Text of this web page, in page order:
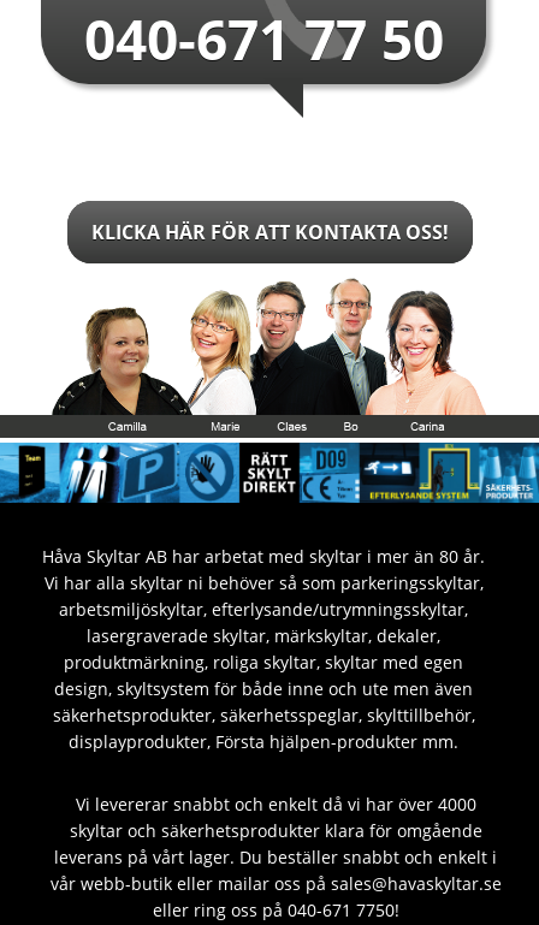
040-671 77 50
KLICKA HÄR FÖR ATT KONTAKTA OSS!
Håva Skyltar AB har arbetat med skyltar i mer än 80 år.
Vi har alla skyltar ni behöver så som parkeringsskyltar,
arbetsmiljöskyltar, efterlysande/utrymningsskyltar,
lasergraverade skyltar, märkskyltar, dekaler,
produktmärkning, roliga skyltar, skyltar med egen
design, skyltsystem för både inne och ute men även
säkerhetsprodukter, säkerhetsspeglar, skylttillbehör,
displayprodukter, Första hjälpen-produkter mm.
Vi levererar snabbt och enkelt då vi har över 4000
skyltar och säkerhetsprodukter klara för omgående
leverans på vårt lager. Du beställer snabbt och enkelt i
vår webb-butik eller mailar oss på sales@havaskyltar.se
eller ring oss på 040-671 7750!